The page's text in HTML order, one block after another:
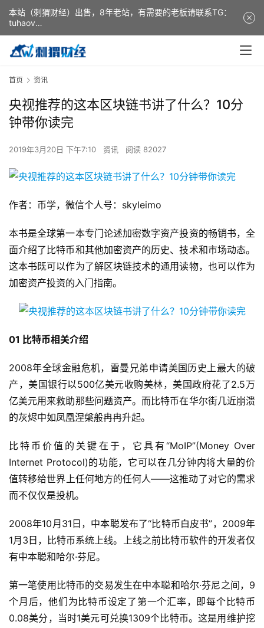
首页 资讯
央视推荐的这本区块链书讲了什么？10分
钟带你读完
2019年3月20日 下午7:10 资讯 阅读 82027
作者：币学，微信个人号：skyleimo
本书是全球第一本专门论述加密数字资产投资的畅销书，全
面介绍了比特币和其他加密资产的历史、技术和市场动态。
这本书既可以作为了解区块链技术的通用读物，也可以作为
加密资产投资的入门指南。
01 比特币相关介绍
2008年全球金融危机，雷曼兄弟申请美国历史上最大的破
产，美国银行以500亿美元收购美林，美国政府花了2.5万
亿美元用来救助那些问题资产。而比特币在华尔街几近崩溃
的灰烬中如凤凰涅槃般冉冉升起。
比特币价值的关键在于，它具有“MoIP”(Money Over
Internet Protocol)的功能，它可以在几分钟内将大量的价
值转移给世界上任何地方的任何人——这推动了对它的需求
而不仅仅是投机。
2008年10月31日，中本聪发布了“比特币白皮书”，2009年
1月3日，比特币系统上线。上线之前比特币软件的开发者仅
有中本聪和哈尔·芬尼。
第一笔使用比特币的交易发生在中本聪和哈尔·芬尼之间，9
个月后，他们为比特币设定了第一个汇率，即每个比特币
0.08美分，当时1美元可兑换1309个比特币。这是用维护挖
本站（刺猬财经）出售，8年老站，有需要的老板请联系TG：
tuhaov
This website (ciweicaijing) is for sale. It is a 8-year-old
website. If you need it, please contact TG: tuhaov